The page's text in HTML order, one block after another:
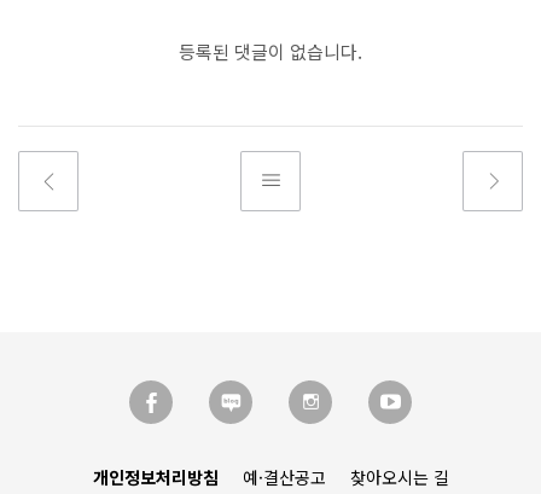
등록된 댓글이 없습니다.
개인정보처리방침 예·결산공고
찾아오시는 길